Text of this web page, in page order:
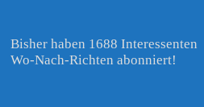
Bisher haben 1688 Interessenten
Wo-Nach-Richten abonniert!